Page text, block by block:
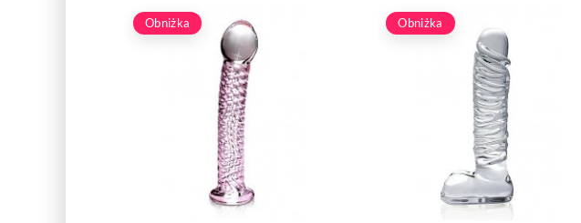
Obniżka Obniżka